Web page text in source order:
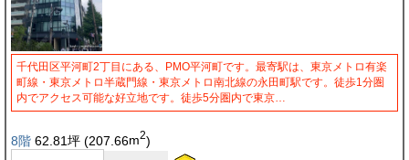
千代田区平河町2丁目にある、PMO平河町です。最寄駅は、東京メトロ有楽
町線・東京メトロ半蔵門線・東京メトロ南北線の永田町駅です。徒歩1分圏
内でアクセス可能な好立地です。徒歩5分圏内で東京…
8階 62.81坪 (207.66m2)